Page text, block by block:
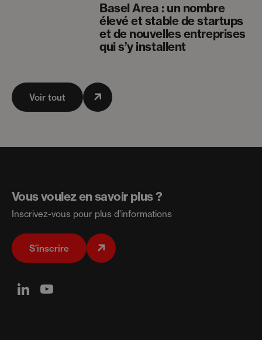
Voir tout
Basel Area : un nombre
élevé et stable de startups
et de nouvelles entreprises
qui s’y installent
Vous voulez en savoir plus ?
Inscrivez-vous pour plus d'informations
S’inscrire